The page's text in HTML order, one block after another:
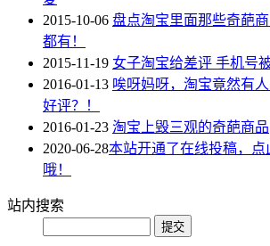
2015-10-06 盘点淘宝里面那些奇葩
都有！
2015-11-19 女子淘宝给差评 手机号
2016-01-13 唉呀妈呀，淘宝竟然有
好评？！
2016-01-23 淘宝上毁三观的奇葩商品
2020-06-28本站开通了在线投稿，
哦！
站内搜索